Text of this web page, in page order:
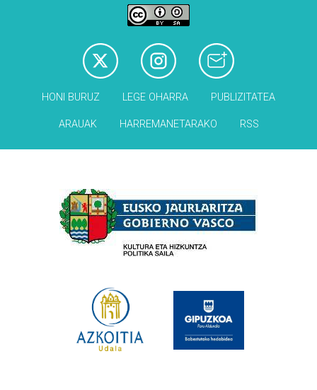
HONI BURUZ LEGE OHARRA PUBLIZITATEA
ARAUAK HARREMANETARAKO RSS